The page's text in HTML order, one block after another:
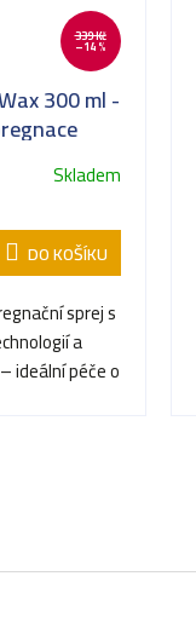
339 Kč
–14 %
300 ml -
Skladem
DO KOŠÍKU
sprej s
a
ideální péče o